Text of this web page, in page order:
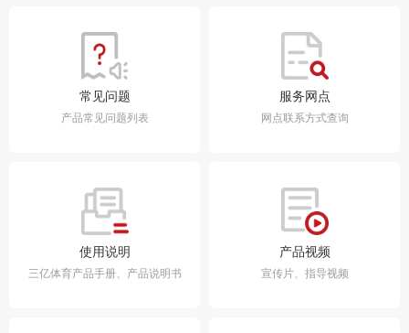
常见问题
产品常见问题列表
服务网点
网点联系方式查询
使用说明
三亿体育产品手册、产品说明书
产品视频
宣传片、指导视频